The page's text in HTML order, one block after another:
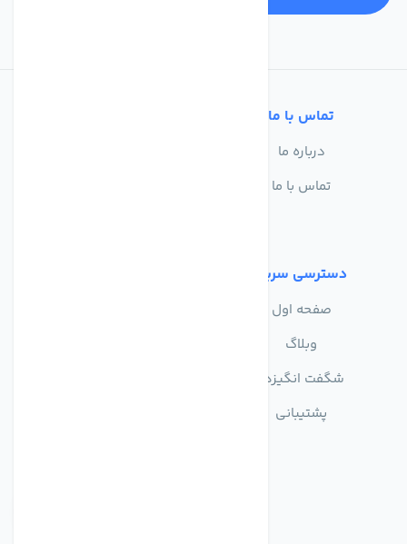
تماس با ما
درباره ما
تماس با ما
دسترسی سریع
صفحه اول
وبلاگ
شگفت انگیزها
پشتیبانی